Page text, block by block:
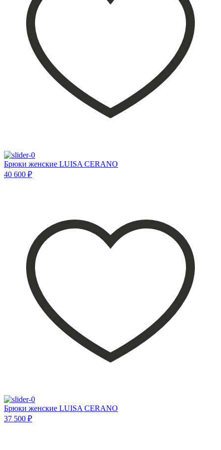
Брюки женские LUISA CERANO
40 600 ₽
Брюки женские LUISA CERANO
37 500 ₽